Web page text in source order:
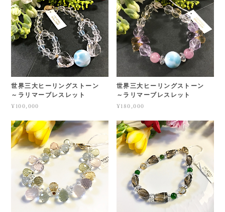
世界三大ヒーリングストーン
～ラリマーブレスレット
¥100,000
世界三大ヒーリングストーン
～ラリマーブレスレット
¥180,000